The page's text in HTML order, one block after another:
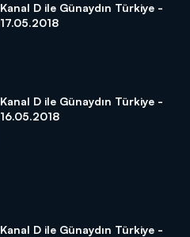
Kanal D ile Günaydın Türkiye -
17.05.2018
Kanal D ile Günaydın Türkiye -
16.05.2018
Kanal D ile Günaydın Türkiye -